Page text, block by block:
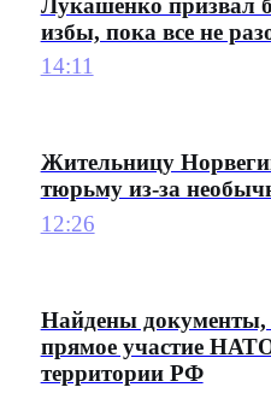
Лукашенко призвал
избы, пока все не
14:11
Жительницу
тюрьму из-за
12:26
Найдены
прямое участие
территории РФ